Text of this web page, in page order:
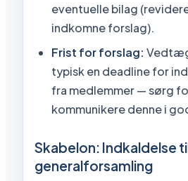
eventuelle bilag
indkomne forslag).
Frist for forslag:
typisk en deadline for
fra medlemmer — sørg
kommunikere denne i
Skabelon: Indkaldelse
generalforsamling